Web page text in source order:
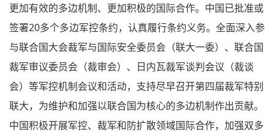
更加有效的多边机制、更加积极的国际合作。中国已批准或
签署20多个多边军控条约，认真履行条约义务。全面深入参
与联合国大会裁军与国际安全委员会（联大一委）、联合国
裁军审议委员会（裁审会）、日内瓦裁军谈判会议（裁谈
会）等军控机制会议和活动，支持尽早召开第四届裁军特别
联大，为维护和加强以联合国为核心的多边机制作出贡献。
中国积极开展军控、裁军和防扩散领域国际合作，加强双多